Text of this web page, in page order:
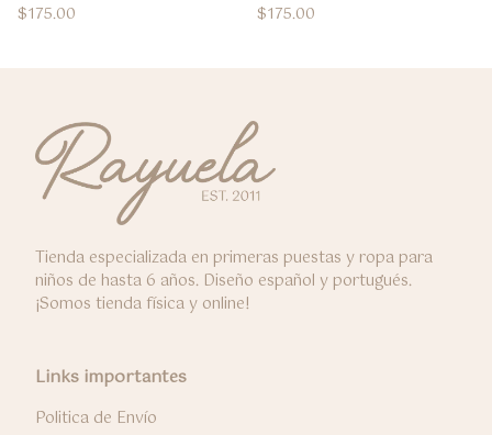
$175.00 $175.00
Tienda especializada en primeras puestas y ropa para
niños de hasta 6 años. Diseño español y portugués.
¡Somos tienda física y online!
Links importantes
Politica de Envío